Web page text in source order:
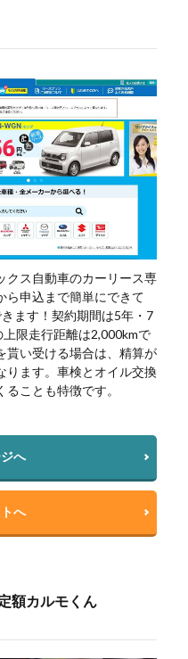
クス自動車のカーリース専
ら申込まで簡単にできて
ます！契約期間は5年・7
限走行距離は2,000kmで
貰い受ける場合は、精算が
ります。車検とオイル交換
ことも特徴です。
へ
へ
額カルモくん